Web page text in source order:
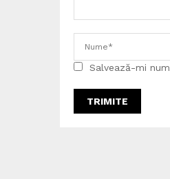
Salvează-mi